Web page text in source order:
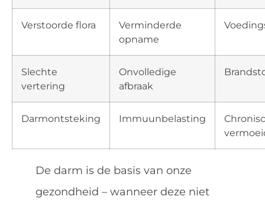
Verstoorde flora
Verminderde
opname
Slechte
vertering
Onvolledige
afbraak
Darmontsteking Immuunbelasting
De darm is de basis van onze
gezondheid – wanneer deze niet